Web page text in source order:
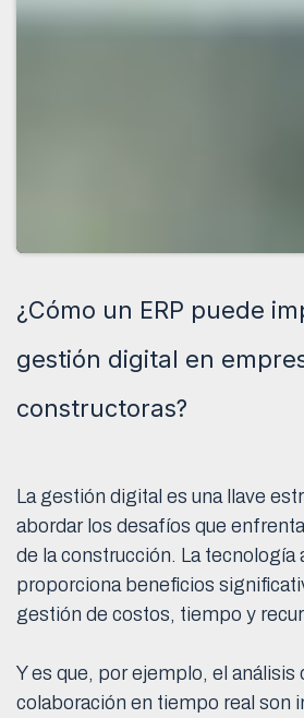
¿Cómo un ERP puede
gestión digital en
constructoras?
La gestión digital es una llave
abordar los desafíos que
de la construcción. La tecnología
proporciona beneficios
gestión de costos, tiempo y
Y es que, por ejemplo, el análisis
colaboración en tiempo real son